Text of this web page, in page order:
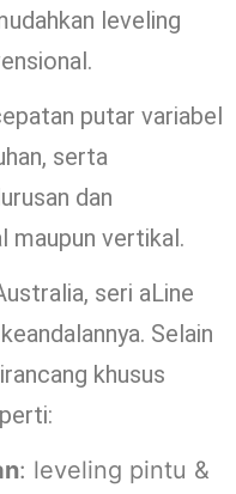
leveling
putar variabel
serta
dan
maupun vertikal.
seri aLine
Selain
khusus
: leveling pintu &